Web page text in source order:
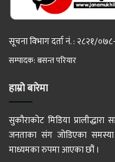
सूचना विभाग दर्ता नं. : २८२१/
सम्पादक: बसन्त परियार
हाम्रो बारेमा
सुकौराकोट मिडिया
जनताका संग जोडिएका
माध्यमका रुपमा आएका छौं ।